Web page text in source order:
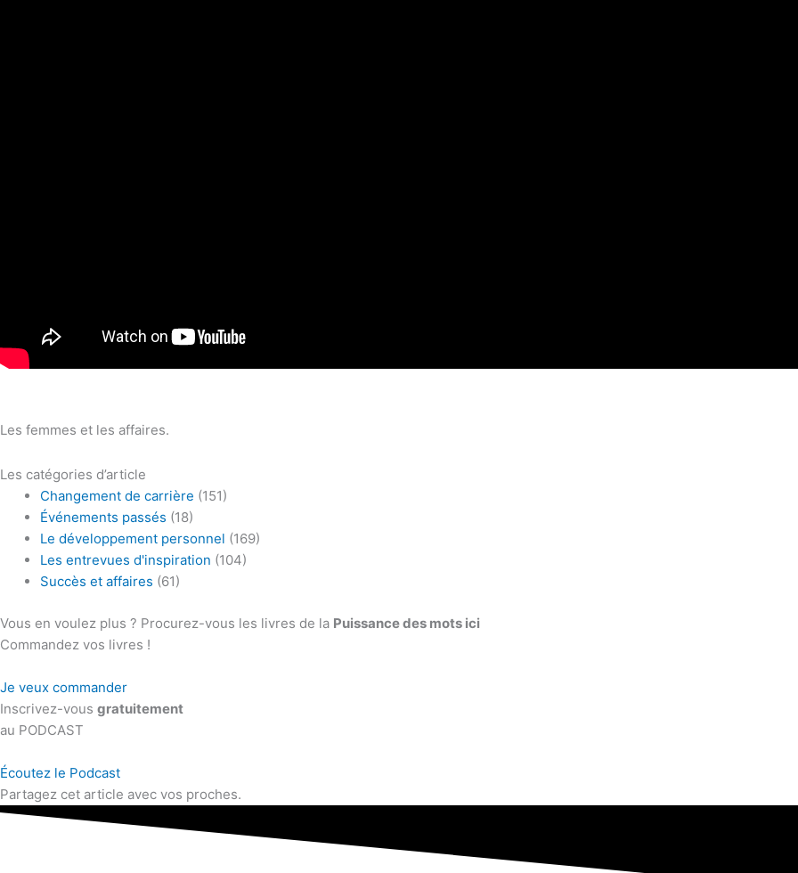
Les femmes et les affaires.
Les catégories d’article
Changement de carrière (151)
Événements passés (18)
Le développement personnel (169)
Les entrevues d'inspiration (104)
Succès et affaires (61)
Vous en voulez plus ? Procurez-vous les livres de la Puissance des mots ici
Commandez vos livres !
Je veux commander
Inscrivez-vous gratuitement
au PODCAST
Écoutez le Podcast
Partagez cet article avec vos proches.